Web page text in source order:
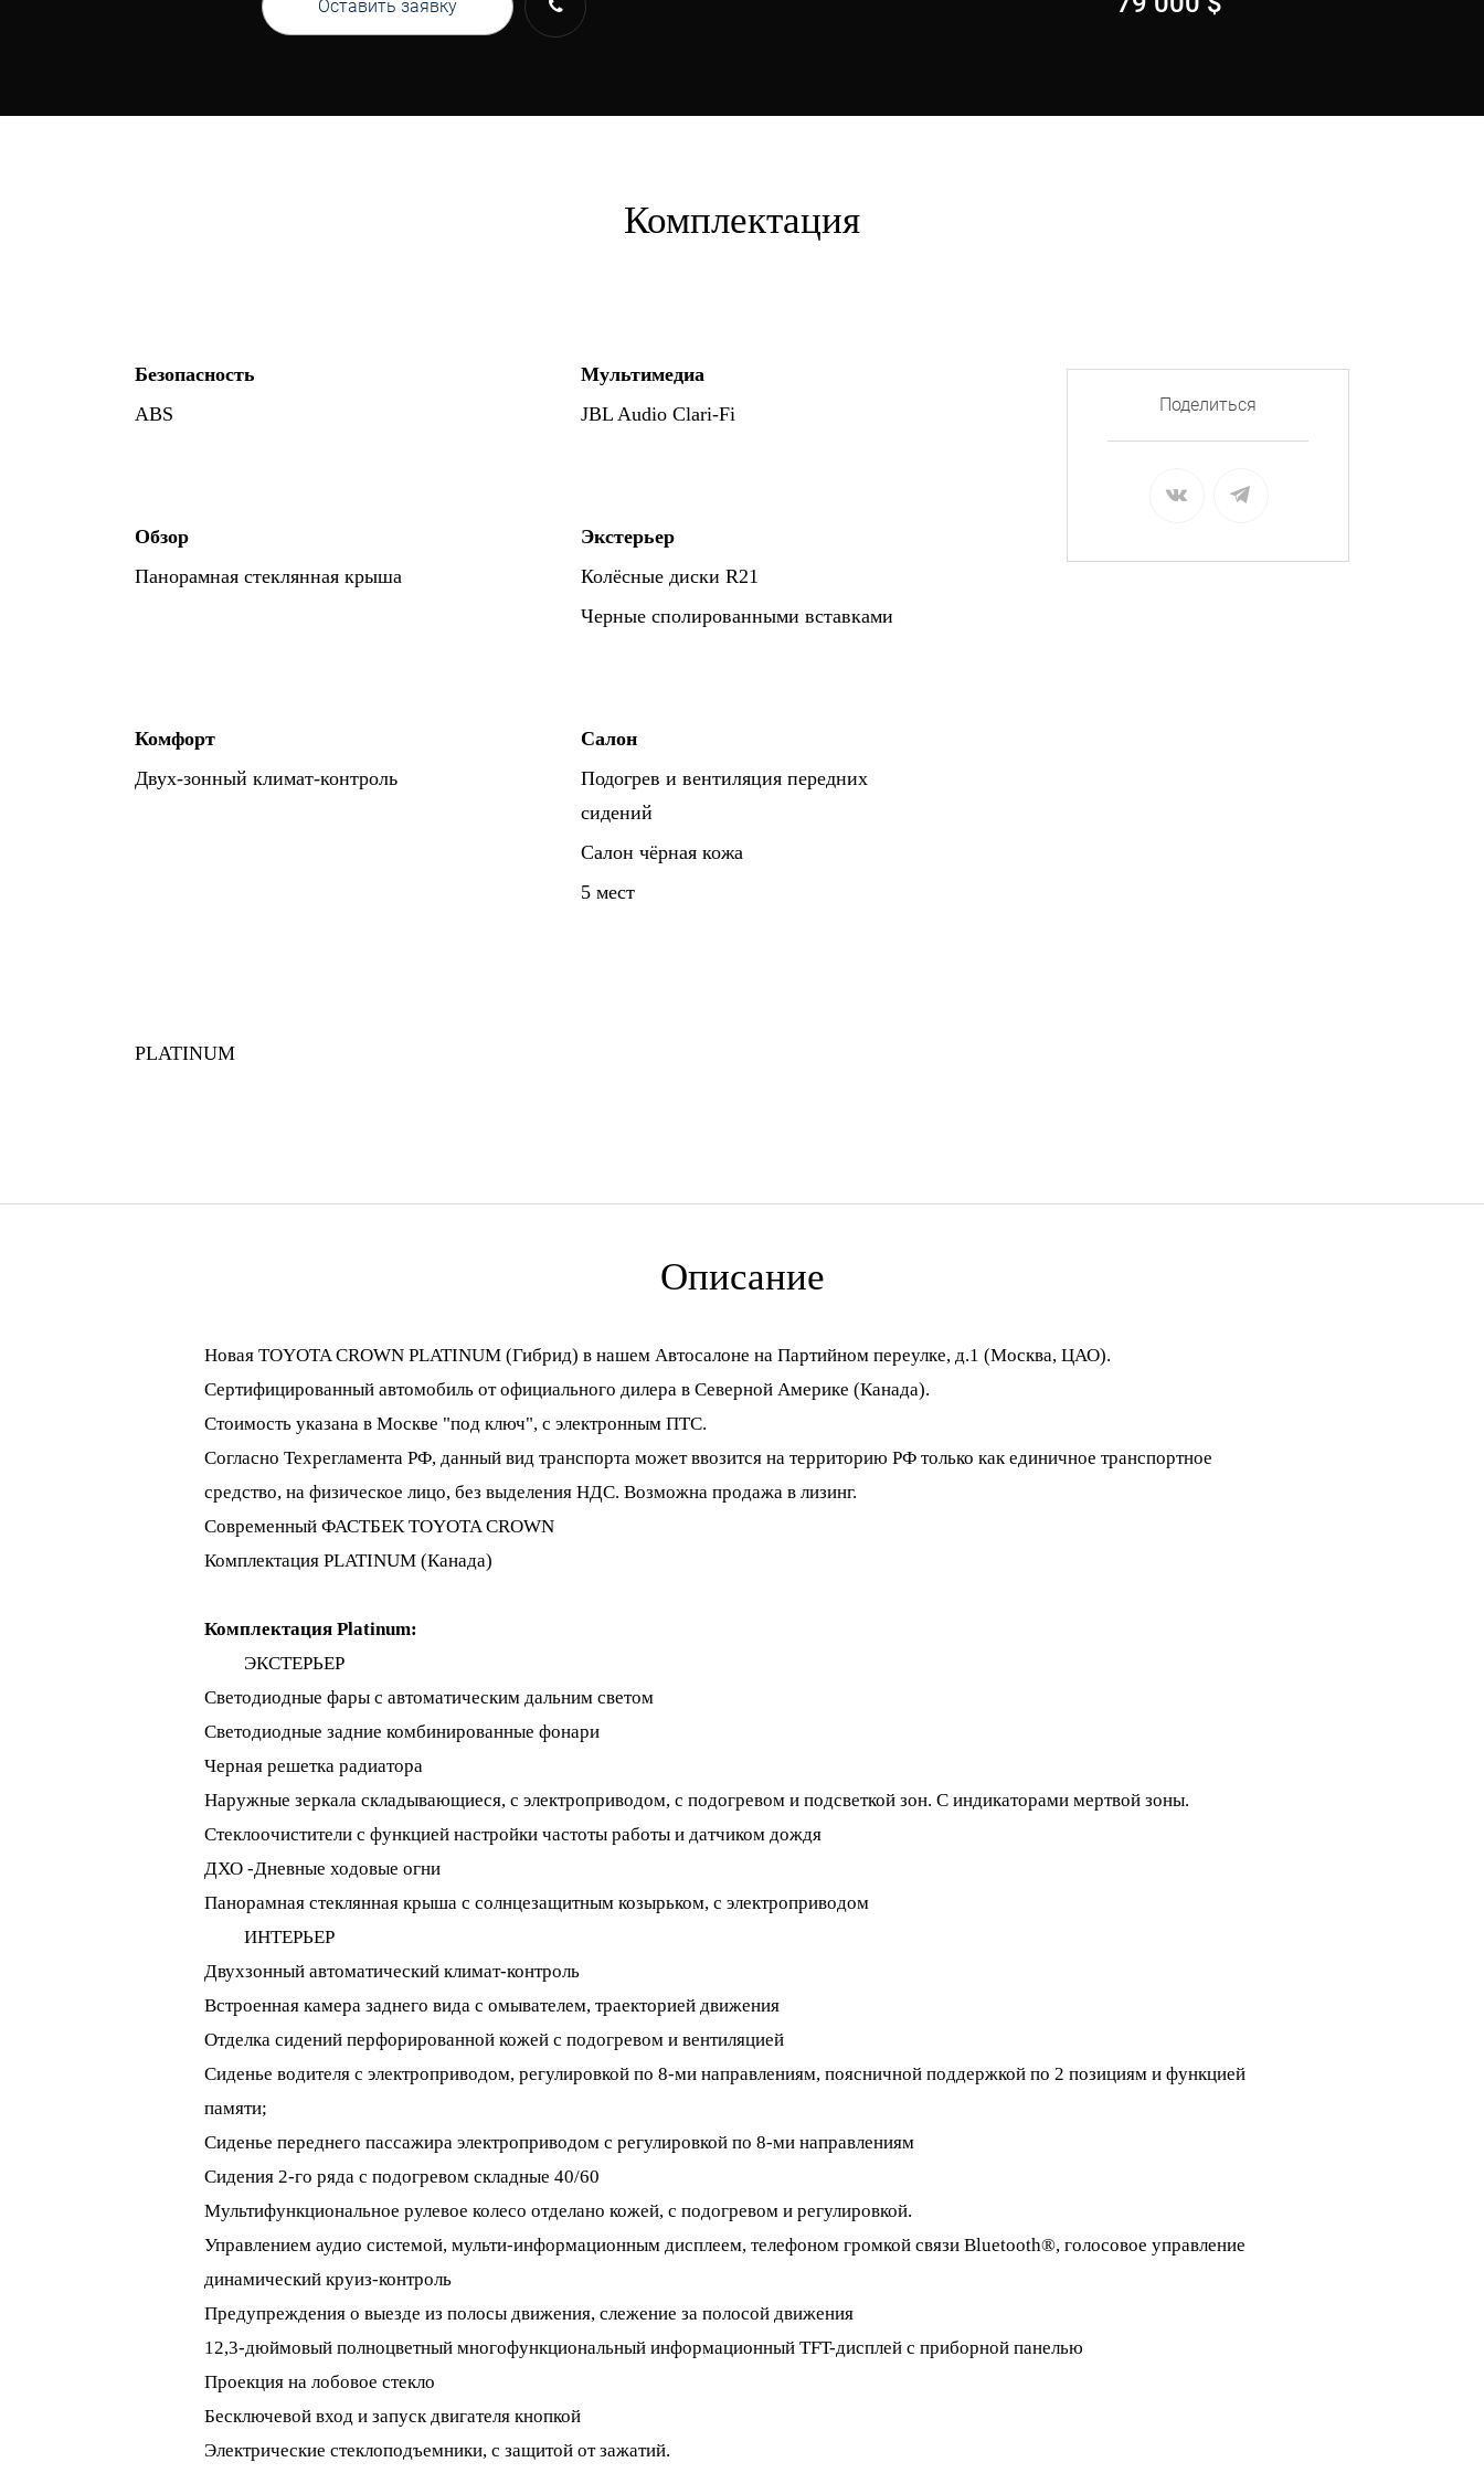
Оставить заявку
Комплектация
Безопасность
ABS
Мультимедиа
JBL Audio Clari-Fi
Обзор
Панорамная стеклянная крыша
Экстерьер
Колёсные диски R21
Черные сполированными вставками
Комфорт
Двух-зонный климат-контроль
Салон
Подогрев и вентиляция передних
сидений
Салон чёрная кожа
5 мест
PLATINUM
Поделиться
Описание
Новая TOYOTA CROWN PLATINUM (Гибрид) в нашем Автосалоне на Партийном переулке, д.1 (Москва, ЦАО).
Сертифицированный автомобиль от официального дилера в Северной Америке (Канада).
Cтоимость указана в Москве "под ключ", с электронным ПТС.
Согласно Техрегламента РФ, данный вид транспорта может ввозится на территорию РФ только как единичное транспортное
средство, на физическое лицо, без выделения НДС. Возможна продажа в лизинг.
Современный ФАСТБЕК TOYOTA CROWN
Комплектация PLATINUM (Канада)
Комплектация Platinum:
ЭКСТЕРЬЕР
Светодиодные фары с автоматическим дальним светом
Светодиодные задние комбинированные фонари
Черная решетка радиатора
Наружные зеркала складывающиеся, с электроприводом, с подогревом и подсветкой зон. С индикаторами мертвой зоны.
Стеклоочистители с функцией настройки частоты работы и датчиком дождя
ДХО -Дневные ходовые огни
Панорамная стеклянная крыша с солнцезащитным козырьком, с электроприводом
ИНТЕРЬЕР
Двухзонный автоматический климат-контроль
Встроенная камера заднего вида с омывателем, траекторией движения
Отделка сидений перфорированной кожей с подогревом и вентиляцией
Сиденье водителя с электроприводом, регулировкой по 8-ми направлениям, поясничной поддержкой по 2 позициям и функцией
памяти;
Сиденье переднего пассажира электроприводом с регулировкой по 8-ми направлениям
Сидения 2-го ряда с подогревом складные 40/60
Мультифункциональное рулевое колесо отделано кожей, с подогревом и регулировкой.
Управлением аудио системой, мульти-информационным дисплеем, телефоном громкой связи Bluetooth®, голосовое управление
динамический круиз-контроль
Предупреждения о выезде из полосы движения, слежение за полосой движения
12,3-дюймовый полноцветный многофункциональный информационный TFT-дисплей с приборной панелью
Проекция на лобовое стекло
Бесключевой вход и запуск двигателя кнопкой
Электрические стеклоподъемники, с защитой от зажатий.